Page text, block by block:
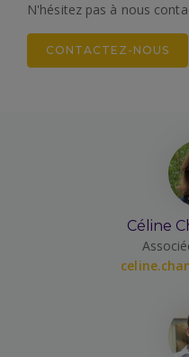
N'hésitez pas à nous
CONTACTEZ-NOUS
Céline